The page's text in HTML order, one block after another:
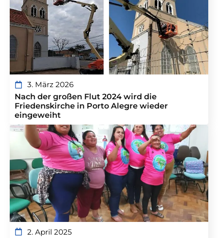
3. März 2026
Nach der großen Flut 2024 wird die
Friedenskirche in Porto Alegre wieder
eingeweiht
2. April 2025